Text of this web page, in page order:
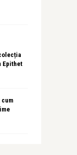
Epithet
cum